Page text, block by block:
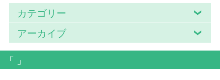
カテゴリー
アーカイブ
「 」